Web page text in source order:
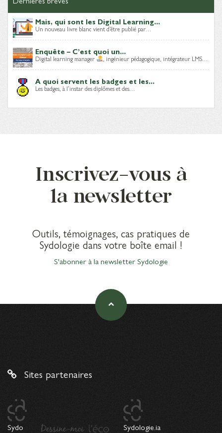
Mais, qui sont les Digital Learning...
Un nouveau livre blanc vient d’être publié par…
Enquête – C’est quoi un...
Digital learning manager , ingénieur pédagogique, intégrateur LMS…
A quoi servent les badges et les...
Les badges, à l’instar des diplômes et des…
Inscrivez-vous à
la newsletter
Outils, témoignages, cas pratiques de
Sydologie dans votre boîte email !
S'abonner à la newsletter Sydologie
Sites partenaires
Sydo Sydologie.ia